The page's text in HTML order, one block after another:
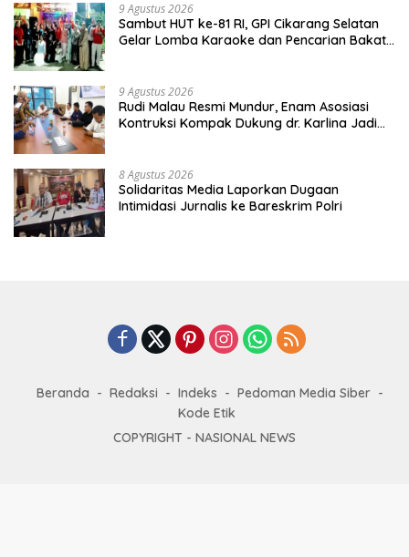
9 Agustus 2026
Sambut HUT ke-81 RI, GPI Cikarang Selatan
Gelar Lomba Karaoke dan Pencarian Bakat
9 Agustus 2026
Rudi Malau Resmi Mundur, Enam Asosiasi
Kontruksi Kompak Dukung dr. Karlina Jadi
8 Agustus 2026
Solidaritas Media Laporkan Dugaan
Intimidasi Jurnalis ke Bareskrim Polri
Beranda Redaksi Indeks
Pedoman Media Siber
Kode Etik
COPYRIGHT - NASIONAL NEWS